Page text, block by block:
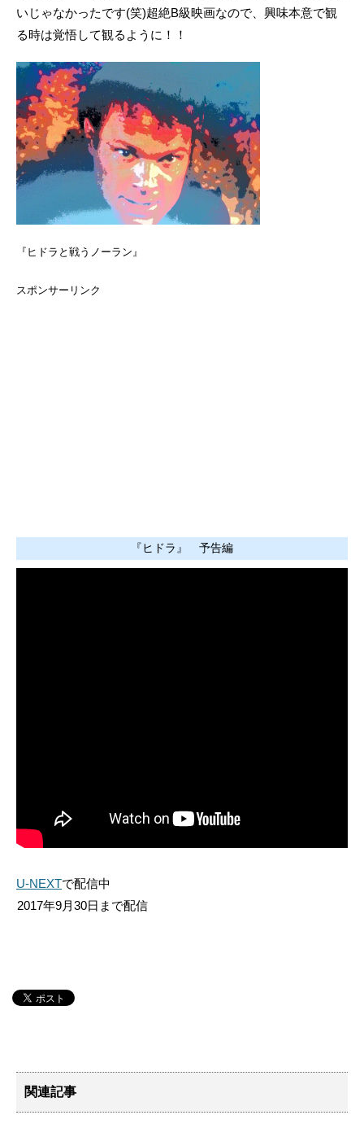
いじゃなかったです(笑)超絶B級映画なので、興味本意で観
る時は覚悟して観るように！！
『ヒドラと戦うノーラン』
スポンサーリンク
『ヒドラ』 予告編
U-NEXTで配信中
2017年9月30日まで配信
関連記事